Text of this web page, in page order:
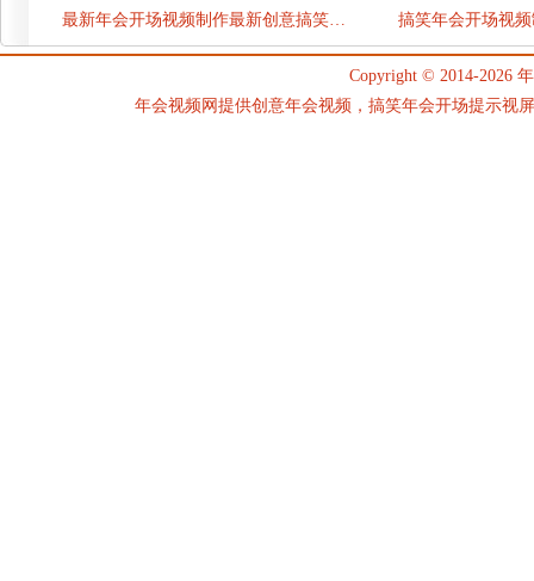
最新年会开场视频制作最新创意搞笑… 搞笑年会开场视
Copyright © 2014-2026
年会视频网提供创意年会视频，搞笑年会开场提示视